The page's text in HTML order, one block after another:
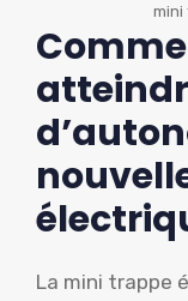
mini
La mini trappe